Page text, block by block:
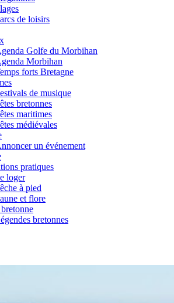
de loisirs
Golfe du Morbihan
Morbihan
forts Bretagne
de musique
bretonnes
maritimes
médiévales
un événement
pratiques
loger
à pied
et flore
bretonnes